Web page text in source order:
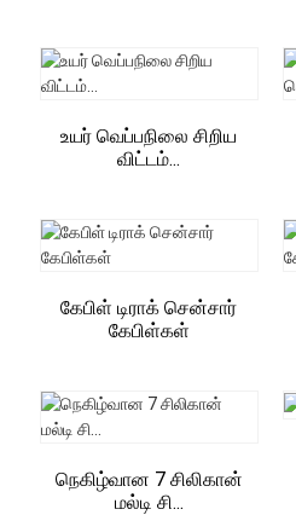
உயர் வெப்பநிலை சிறிய
விட்டம்...
கேபிள் டிராக் சென்சார்
கேபிள்கள்
நெகிழ்வான 7 சிலிகான்
மல்டி சி...